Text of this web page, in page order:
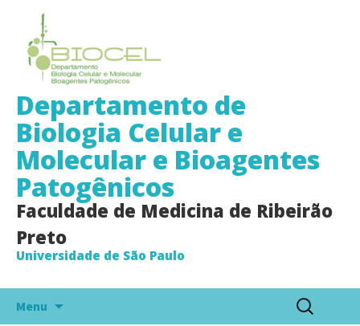
Departamento de
Biologia Celular e
Molecular e Bioagentes
Patogênicos
Faculdade de Medicina de Ribeirão
Preto
Universidade de São Paulo
Menu
Pesquisar
por: